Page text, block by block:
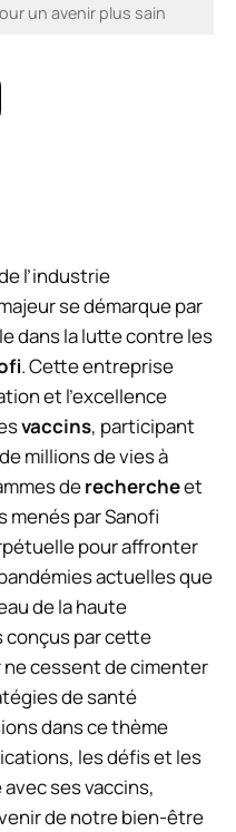
un avenir plus sain
l’industrie
se démarque par
dans la lutte contre les
. Cette entreprise
et l’excellence
vaccins, participant
millions de vies à
derechercheet
menés par Sanofi
pour affronter
actuelles que
de la haute
conçus par cette
cessent de cimenter
de santé
dans ce thème
les défis et les
ses vaccins,
de notre bien-être